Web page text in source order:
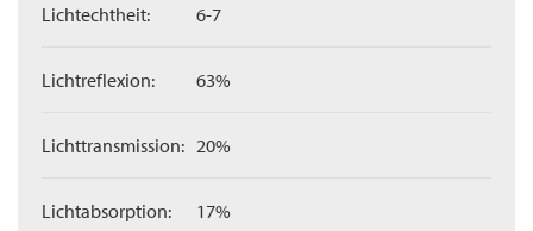
Lichtechtheit: 6-7
Lichtreflexion: 63%
Lichttransmission: 20%
Lichtabsorption: 17%